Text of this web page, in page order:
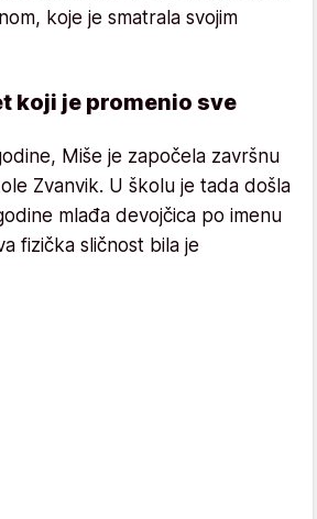
koje je smatrala svojim
koji je promenio sve
Miše je započela završnu
Zvanvik. U školu je tada došla
mlađa devojčica po imenu
fizička sličnost bila je